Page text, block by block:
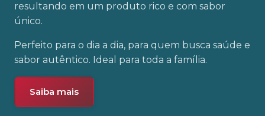
resultando em um produto rico e com sabor
único.
Perfeito para o dia a dia, para quem busca saúde e
sabor autêntico. Ideal para toda a família.
Saiba mais